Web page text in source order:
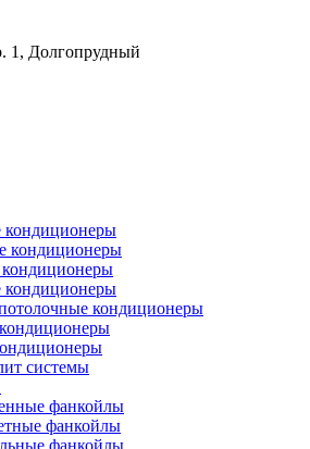
1, Долгопрудный
кондиционеры
кондиционеры
кондиционеры
кондиционеры
системы
фанкойлы
фанкойлы
фанкойлы